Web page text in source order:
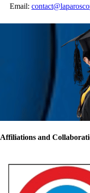
Email:
Affiliations and